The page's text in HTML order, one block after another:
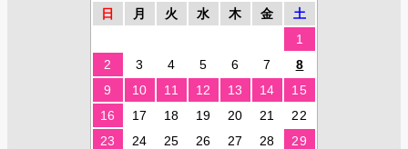
日
月 火 水 木 金
土
1
2
3 4 5 6 7
8
9
10 11 12 13 14
15
16
17 18 19 20 21
22
23
24 25 26 27 28
29